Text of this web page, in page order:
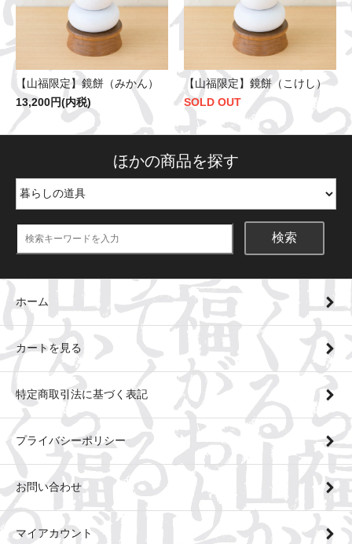
【山福限定】鏡餅（みかん）
13,200円(内税)
【山福限定】鏡餅（こけし）
SOLD OUT
ほかの商品を探す
検索
ホーム
カートを見る
特定商取引法に基づく表記
プライバシーポリシー
お問い合わせ
マイアカウント